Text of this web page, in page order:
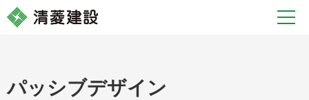
パッシブデザイン